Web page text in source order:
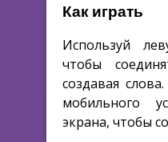
Как играть
Используй
чтобы
создавая
мобильного
экрана, чтобы